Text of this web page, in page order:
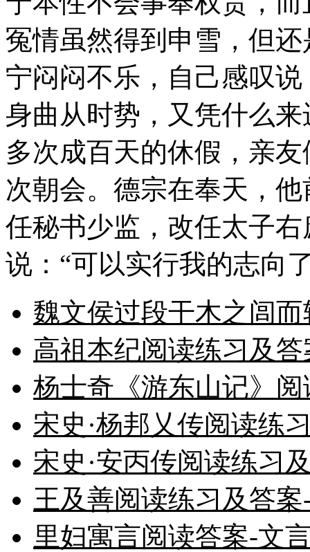
冤情虽然得到申雪，但
宁闷闷不乐，自己感叹
身曲从时势，又凭什么
多次成百天的休假，亲
次朝会。德宗在奉天，
任秘书少监，改任太子
说：“可以实行我的志向
魏文侯过段干木之闾
高祖本纪阅读练习及
杨士奇《游东山记》
宋史·杨邦乂传阅读练
宋史·安丙传阅读练习
王及善阅读练习及答
里妇寓言阅读答案-文